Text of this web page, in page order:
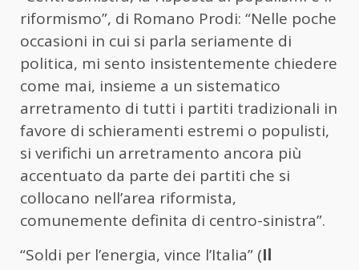
riformismo”, di Romano Prodi: “Nelle poche
occasioni in cui si parla seriamente di
politica, mi sento insistentemente chiedere
come mai, insieme a un sistematico
arretramento di tutti i partiti tradizionali in
favore di schieramenti estremi o populisti,
si verifichi un arretramento ancora più
accentuato da parte dei partiti che si
collocano nell’area riformista,
comunemente definita di centro-sinistra”.
“Soldi per l’energia, vince l’Italia” (Il